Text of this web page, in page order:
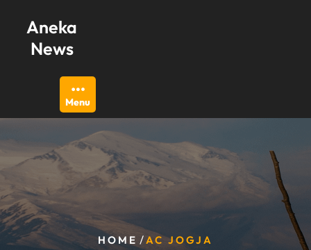
content
Aneka
News
Menu
HOME / AC JOGJA